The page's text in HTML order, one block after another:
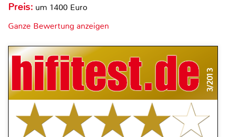
Preis: um 1400 Euro
Ganze Bewertung anzeigen
3/2013